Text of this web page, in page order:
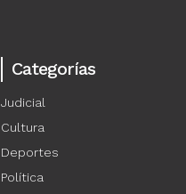
Categorías
Judicial
Cultura
Deportes
Política